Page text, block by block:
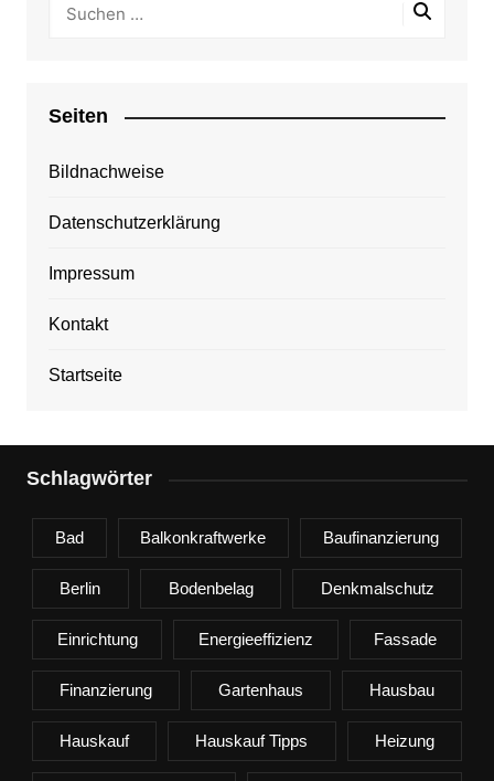
Seiten
Bildnachweise
Datenschutzerklärung
Impressum
Kontakt
Startseite
Schlagwörter
Bad Balkonkraftwerke Baufinanzierung
Berlin Bodenbelag Denkmalschutz
Einrichtung Energieeffizienz Fassade
Finanzierung Gartenhaus Hausbau
Hauskauf Hauskauf Tipps Heizung